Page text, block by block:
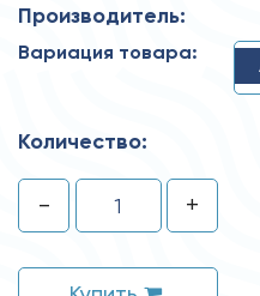
Производитель:
Вариация товара:
Количество:
- +